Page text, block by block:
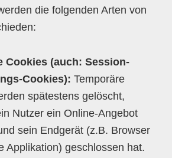
die folgenden Arten von
Cookies (auch: Session-
Cookies): Temporäre
spätestens gelöscht,
Nutzer ein Online-Angebot
sein Endgerät (z.B. Browser
Applikation) geschlossen hat.